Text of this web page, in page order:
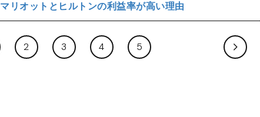
マリオットとヒルトンの利益率が高い理由
2 3 4 5